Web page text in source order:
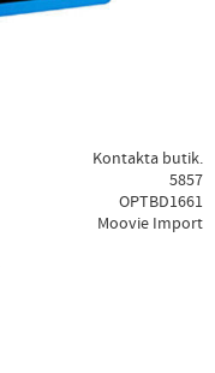
Kontakta butik.
5857
OPTBD1661
Moovie Import